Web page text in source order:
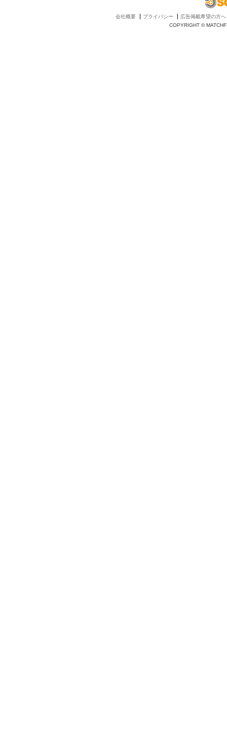
会社概要 プライバシー
広告掲載希望の方へ
COPYRIGHT ©